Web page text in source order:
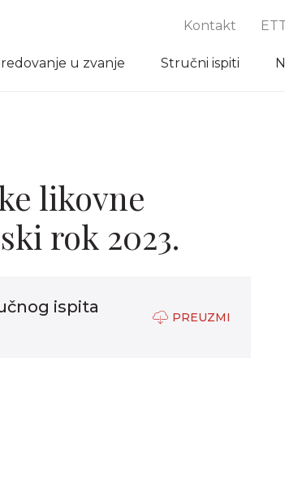
Kontakt
u zvanje Stručni ispiti
likovne
rok 2023.
ispita
PREUZMI